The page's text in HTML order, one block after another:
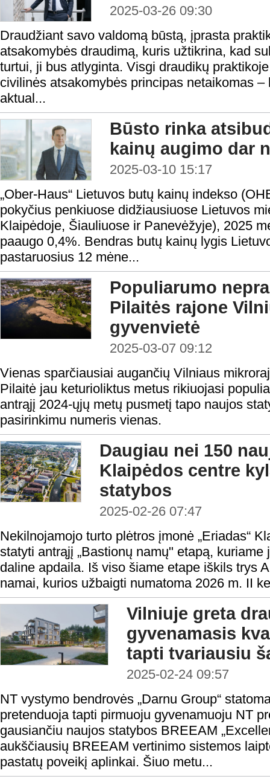
2025-03-26 09:30
Draudžiant savo valdomą būstą, įprasta
atsakomybės draudimą, kuris užtikrina, kad
turtui, ji bus atlyginta. Visgi draudikų
civilinės atsakomybės principas netaikomas
aktual...
Būsto rinka
kainų augimo dar
2025-03-10 15:17
„Ober-Haus“ Lietuvos butų kainų indekso
pokyčius penkiuose didžiausiuose Lietuvos
Klaipėdoje, Šiauliuose ir Panevėžyje), 2025
paaugo 0,4%. Bendras butų kainų lygis
pastaruosius 12 mėne...
Populiarumo
Pilaitės rajone
gyvenvietė
2025-03-07 09:12
Vienas sparčiausiai augančių Vilniaus
Pilaitė jau keturioliktus metus rikiuojasi
antrąjį 2024-ųjų metų pusmetį tapo naujos
pasirinkimu numeris vienas.
Daugiau nei 150
Klaipėdos centre
statybos
2025-02-26 07:47
Nekilnojamojo turto plėtros įmonė „Eriadas“
statyti antrąjį „Bastionų namų" etapą,
daline apdaila. Iš viso šiame etape iškils trys
namai, kurios užbaigti numatoma 2026 m. II
Vilniuje greta
gyvenamasis
tapti tvariausiu
2025-02-24 09:57
NT vystymo bendrovės „Darnu Group“
pretenduoja tapti pirmuoju gyvenamuoju NT
gausiančiu naujos statybos BREEAM
aukščiausių BREEAM vertinimo sistemos
pastatų poveikį aplinkai. Šiuo metu...